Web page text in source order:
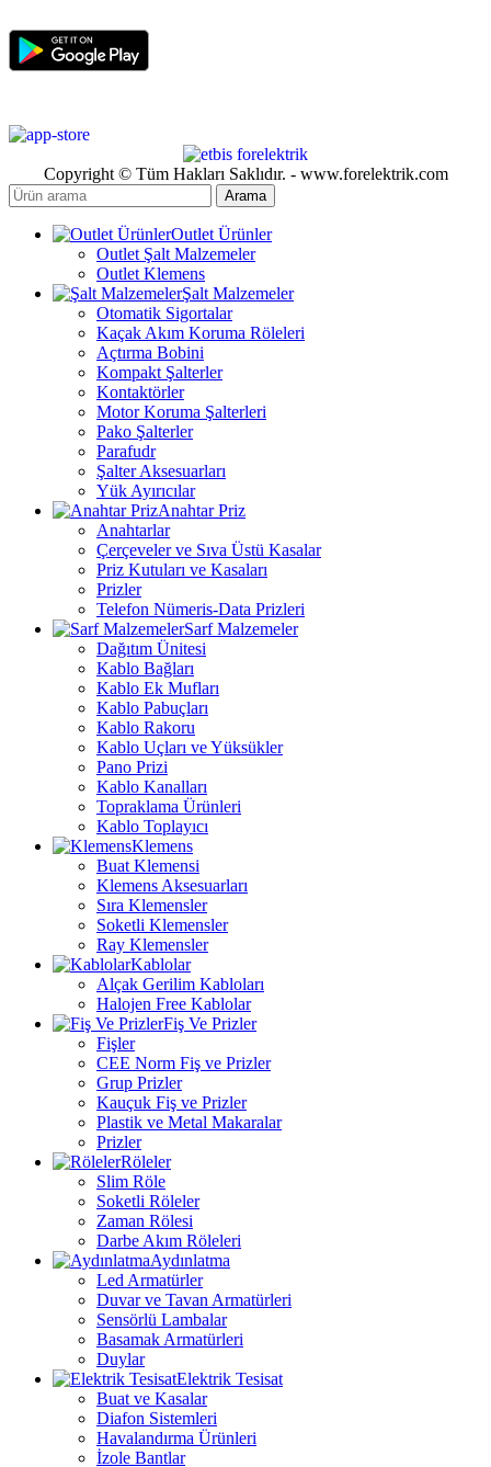
Copyright © Tüm Hakları Saklıdır. - www.forelektrik.com
Arama
Outlet Ürünler
Outlet Şalt Malzemeler
Outlet Klemens
Şalt Malzemeler
Otomatik Sigortalar
Kaçak Akım Koruma Röleleri
Açtırma Bobini
Kompakt Şalterler
Kontaktörler
Motor Koruma Şalterleri
Pako Şalterler
Parafudr
Şalter Aksesuarları
Yük Ayırıcılar
Anahtar Priz
Anahtarlar
Çerçeveler ve Sıva Üstü Kasalar
Priz Kutuları ve Kasaları
Prizler
Telefon Nümeris-Data Prizleri
Sarf Malzemeler
Dağıtım Ünitesi
Kablo Bağları
Kablo Ek Mufları
Kablo Pabuçları
Kablo Rakoru
Kablo Uçları ve Yüksükler
Pano Prizi
Kablo Kanalları
Topraklama Ürünleri
Kablo Toplayıcı
Klemens
Buat Klemensi
Klemens Aksesuarları
Sıra Klemensler
Soketli Klemensler
Ray Klemensler
Kablolar
Alçak Gerilim Kabloları
Halojen Free Kablolar
Fiş Ve Prizler
Fişler
CEE Norm Fiş ve Prizler
Grup Prizler
Kauçuk Fiş ve Prizler
Plastik ve Metal Makaralar
Prizler
Röleler
Slim Röle
Soketli Röleler
Zaman Rölesi
Darbe Akım Röleleri
Aydınlatma
Led Armatürler
Duvar ve Tavan Armatürleri
Sensörlü Lambalar
Basamak Armatürleri
Duylar
Elektrik Tesisat
Buat ve Kasalar
Diafon Sistemleri
Havalandırma Ürünleri
İzole Bantlar